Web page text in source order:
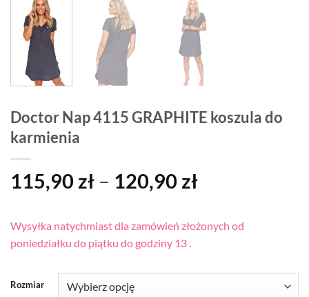
Doctor Nap 4115 GRAPHITE koszula do
karmienia
115,90 zł – 120,90 zł
od
115,90 zł
120,90 zł
Wysyłka natychmiast dla zamówień złożonych od
poniedziałku do piątku do godziny 13 .
Rozmiar